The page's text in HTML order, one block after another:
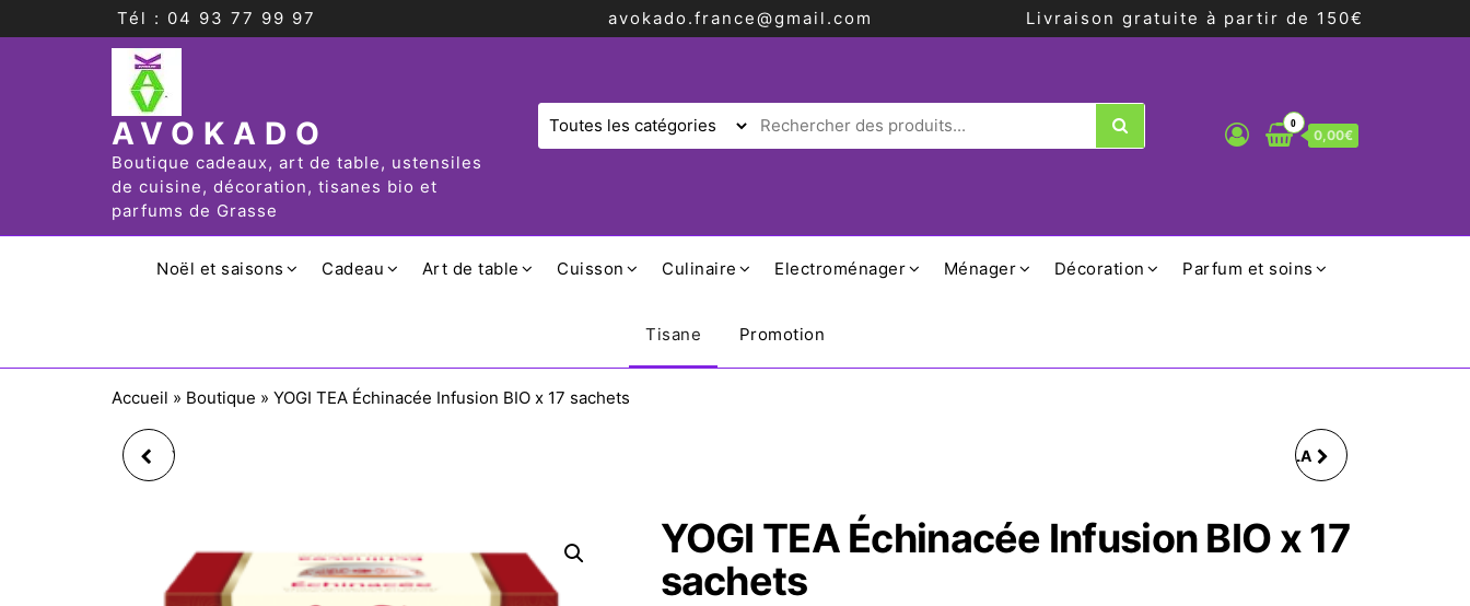
Tél : 04 93 77 99 97 avokado.france@gmail.com Livraison gratuite à partir de 150€
AVOKADO
Boutique cadeaux, art de table, ustensiles
de cuisine, décoration, tisanes bio et
parfums de Grasse
0
0,00€
Noël et saisons Cadeau Art de table Cuisson Culinaire Electroménager Ménager Décoration Parfum et soins
Tisane Promotion
Accueil » Boutique » YOGI TEA Échinacée Infusion BIO x 17 sachets
YOGI TEA DIGESTION
SACHETS
YOGI TEA ÉCLAT DE LA
YOGI TEA Échinacée Infusion BIO x 17
sachets